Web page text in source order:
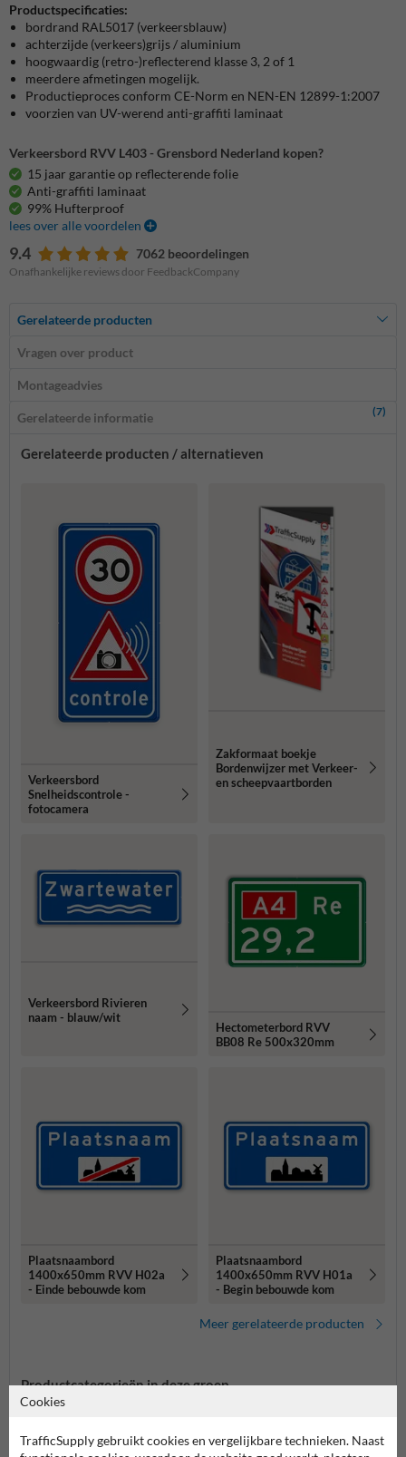
Productspecificaties:
bordrand RAL5017 (verkeersblauw)
achterzijde (verkeers)grijs / aluminium
hoogwaardig (retro-)reflecterend klasse 3, 2 of 1
meerdere afmetingen mogelijk.
Productieproces conform CE-Norm en NEN-EN 12899-1:2007
voorzien van UV-werend anti-graffiti laminaat
Verkeersbord RVV L403 - Grensbord Nederland kopen?
15 jaar garantie op reflecterende folie
Anti-graffiti laminaat
99% Hufterproof
lees over alle voordelen
9.4 7062 beoordelingen
Onafhankelijke reviews door FeedbackCompany
Gerelateerde producten
Vragen over product
Montageadvies
Gerelateerde informatie (7)
Gerelateerde producten / alternatieven
Verkeersbord
Snelheidscontrole -
fotocamera
Zakformaat boekje
Bordenwijzer met Verkeer-
en scheepvaartborden
Verkeersbord Rivieren
naam - blauw/wit
Hectometerbord RVV
BB08 Re 500x320mm
Plaatsnaambord
1400x650mm RVV H02a
- Einde bebouwde kom
Plaatsnaambord
1400x650mm RVV H01a
- Begin bebouwde kom
Meer gerelateerde producten
Productcategorieën in deze groep
Cookies
TrafficSupply gebruikt cookies en vergelijkbare technieken. Naast